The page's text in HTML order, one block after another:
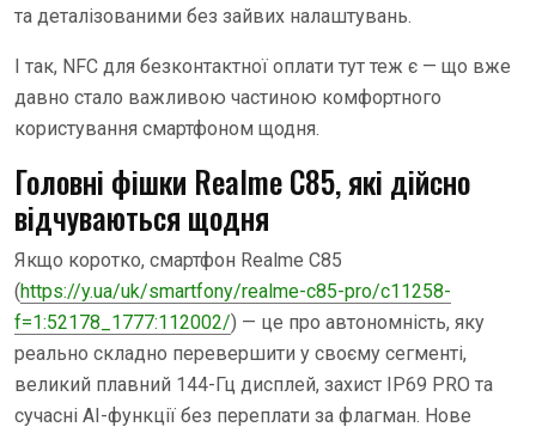
та деталізованими без зайвих налаштувань.
І так, NFC для безконтактної оплати тут теж є — що вже
давно стало важливою частиною комфортного
користування смартфоном щодня.
Головні фішки Realme C85, які дійсно
відчуваються щодня
Якщо коротко, смартфон Realme C85
(https://y.ua/uk/smartfony/realme-c85-pro/c11258-
f=1:52178_1777:112002/) — це про автономність, яку
реально складно перевершити у своєму сегменті,
великий плавний 144-Гц дисплей, захист IP69 PRO та
сучасні AI-функції без переплати за флагман. Нове